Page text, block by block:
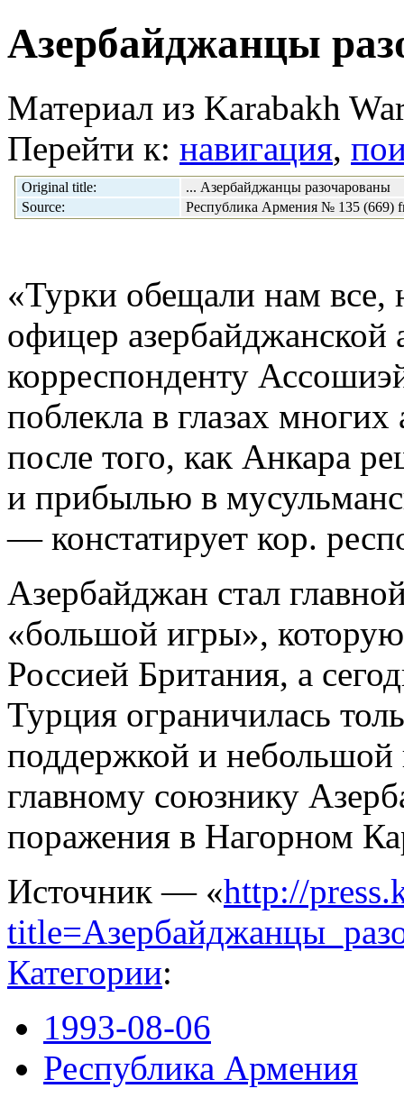
Азербайджанцы
Материал из Karabakh
Перейти к: навигация,
Original title:
... Азербайджанцы разочарованы
Source:
Республика Армения № 135 (669)
«Турки обещали нам все,
офицер азербайджанской
корреспонденту
поблекла в глазах многих
после того, как Анкара
и прибылью в
— констатирует кор.
Азербайджан стал
«большой игры»,
Россией Британия, а
Турция ограничилась
поддержкой и
главному союзнику
поражения в Нагорном
Источник — «http://
Категории:
1993-08-06
Республика Армения